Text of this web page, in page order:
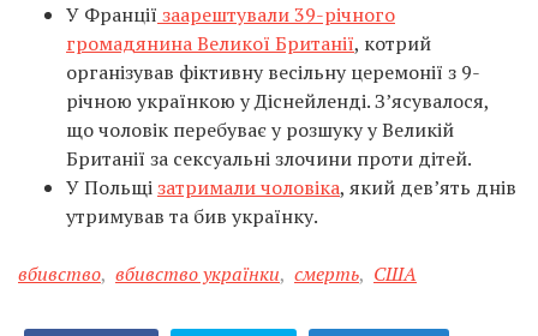
У Франції заарештували 39-річного
громадянина Великої Британії, котрий
організував фіктивну весільну церемонії з 9-
річною українкою у Діснейленді. З’ясувалося,
що чоловік перебуває у розшуку у Великій
Британії за сексуальні злочини проти дітей.
У Польщізатримали чоловіка, який дев’ять днів
утримував та бив українку.
вбивство, вбивство українки, смерть, США